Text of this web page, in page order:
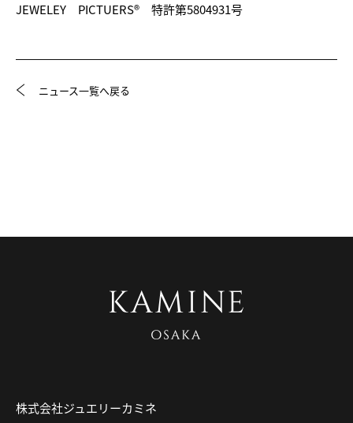
JEWELEY PICTUERS® 特許第5804931号
ニュース一覧へ戻る
株式会社ジュエリーカミネ